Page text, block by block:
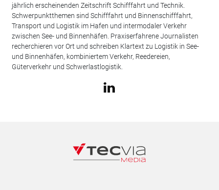
jährlich erscheinenden Zeitschrift Schifffahrt und Technik.
Schwerpunktthemen sind Schifffahrt und Binnenschifffahrt,
Transport und Logistik im Hafen und intermodaler Verkehr
zwischen See- und Binnenhäfen. Praxiserfahrene Journalisten
recherchieren vor Ort und schreiben Klartext zu Logistik in See-
und Binnenhäfen, kombiniertem Verkehr, Reedereien,
Güterverkehr und Schwerlastlogistik.